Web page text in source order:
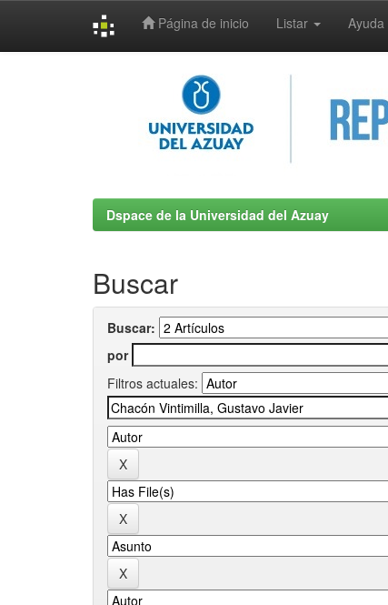
Página de inicio Listar Ayuda
Dspace de la Universidad del Azuay
Buscar
Buscar:
por
Filtros actuales: